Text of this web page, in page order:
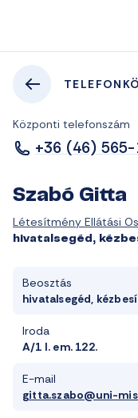
Központi telefonszám
+36 (46)
Szabó Gitta
Létesítmény Ellátási
hivatalsegéd,
Beosztás
hivatalsegéd,
Iroda
A/1 I. em. 122.
E-mail
gitta.szabo@uni-